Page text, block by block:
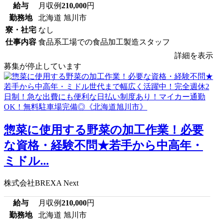
給与 月収例210,000円
勤務地
北海道 旭川市
寮・社宅 なし
仕事内容 食品系工場での食品加工製造スタッフ
詳細を表示
募集が停止しています
惣菜に使用する野菜の加工作業！必要
な資格・経験不問★若手から中高年・
ミドル...
株式会社BREXA Next
給与 月収例210,000円
勤務地
北海道 旭川市